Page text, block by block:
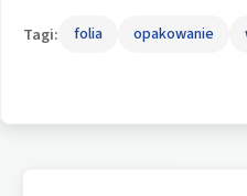
Tagi: folia opakowanie